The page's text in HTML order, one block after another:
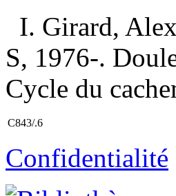
I. Girard,
S, 1976-.
Cycle du
C843/.6
Confidentialité